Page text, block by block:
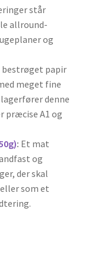
står
allround-
og
bestrøget papir
meget fine
denne
præcise A1 og
: Et mat
og
der skal
som et